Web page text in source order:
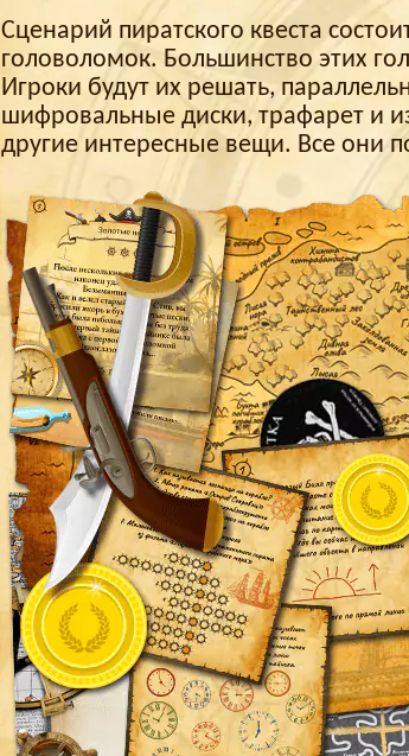
Сценарий пиратского квеста
головоломок. Большинство этих
Игроки будут их решать,
шифровальные диски, трафарет и
другие интересные вещи. Все они